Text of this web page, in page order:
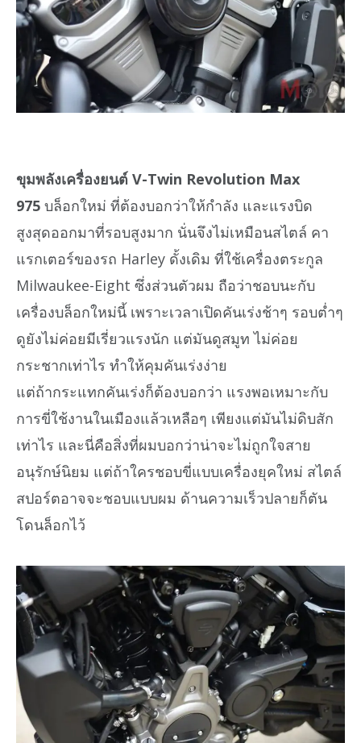
ขุมพลังเครื่องยนต์ V-Twin Revolution Max
975 บล็อกใหม่ ที่ต้องบอกว่าให้กำลัง และแรงบิด
สูงสุดออกมาที่รอบสูงมาก นั่นจึงไม่เหมือนสไตล์ คา
แรกเตอร์ของรถ Harley ดั้งเดิม ที่ใช้เครื่องตระกูล
Milwaukee-Eight ซึ่งส่วนตัวผม ถือว่าชอบนะกับ
เครื่องบล็อกใหม่นี้ เพราะเวลาเปิดคันเร่งช้าๆ รอบต่ำๆ
ดูยังไม่ค่อยมีเรี่ยวแรงนัก แต่มันดูสมูท ไม่ค่อย
กระชากเท่าไร ทำให้คุมคันเร่งง่าย
แต่ถ้ากระแทกคันเร่งก็ต้องบอกว่า แรงพอเหมาะกับ
การขี่ใช้งานในเมืองแล้วเหลือๆ เพียงแต่มันไม่ดิบสัก
เท่าไร และนี่คือสิ่งที่ผมบอกว่าน่าจะไม่ถูกใจสาย
อนุรักษ์นิยม แต่ถ้าใครชอบขี่แบบเครื่องยุคใหม่ สไตล์
สปอร์ตอาจจะชอบแบบผม ด้านความเร็วปลายก็ตัน
โดนล็อกไว้